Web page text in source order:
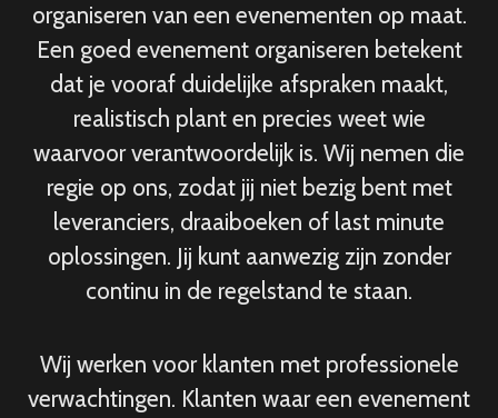
organiseren van een evenementen op maat.
Een goed evenement organiseren betekent
dat je vooraf duidelijke afspraken maakt,
realistisch plant en precies weet wie
waarvoor verantwoordelijk is. Wij nemen die
regie op ons, zodat jij niet bezig bent met
leveranciers, draaiboeken of last minute
oplossingen. Jij kunt aanwezig zijn zonder
continu in de regelstand te staan.
Wij werken voor klanten met professionele
verwachtingen. Klanten waar een evenement